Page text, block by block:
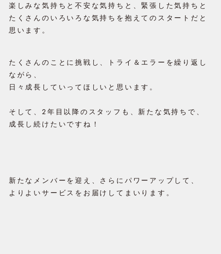
楽しみな気持ちと不安な気持ちと、緊張した気持ちと
たくさんのいろいろな気持ちを抱えてのスタートだと
思います。
たくさんのことに挑戦し、トライ＆エラーを繰り返し
ながら、
日々成長していってほしいと思います。
そして、2年目以降のスタッフも、新たな気持ちで、
成長し続けたいですね！
新たなメンバーを迎え、さらにパワーアップして、
よりよいサービスをお届けしてまいります。